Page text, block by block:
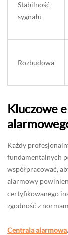
Stabilność
sygnału
Rozbudowa
Kluczowe
Każdy
fundamentalnych
współpracować,
alarmowy
certyfikowanego
zgodność z
Centrala alarmowa.